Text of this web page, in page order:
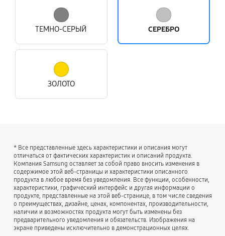
ТЕМНО-СЕРЫЙ СЕРЕБРО
ЗОЛОТО
* Все представленные здесь характеристики и описания могут
отличаться от фактических характеристик и описаний продукта.
Компания Samsung оставляет за собой право вносить изменения в
содержимое этой веб-страницы и характеристики описанного
продукта в любое время без уведомления. Все функции, особенности,
характеристики, графический интерфейс и другая информации о
продукте, представленные на этой веб-странице, в том числе сведения
о преимуществах, дизайне, ценах, компонентах, производительности,
наличии и возможностях продукта могут быть изменены без
предварительного уведомления и обязательств. Изображения на
экране приведены исключительно в демонстрационных целях.